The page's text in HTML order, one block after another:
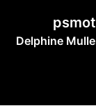
contenu
Delphine